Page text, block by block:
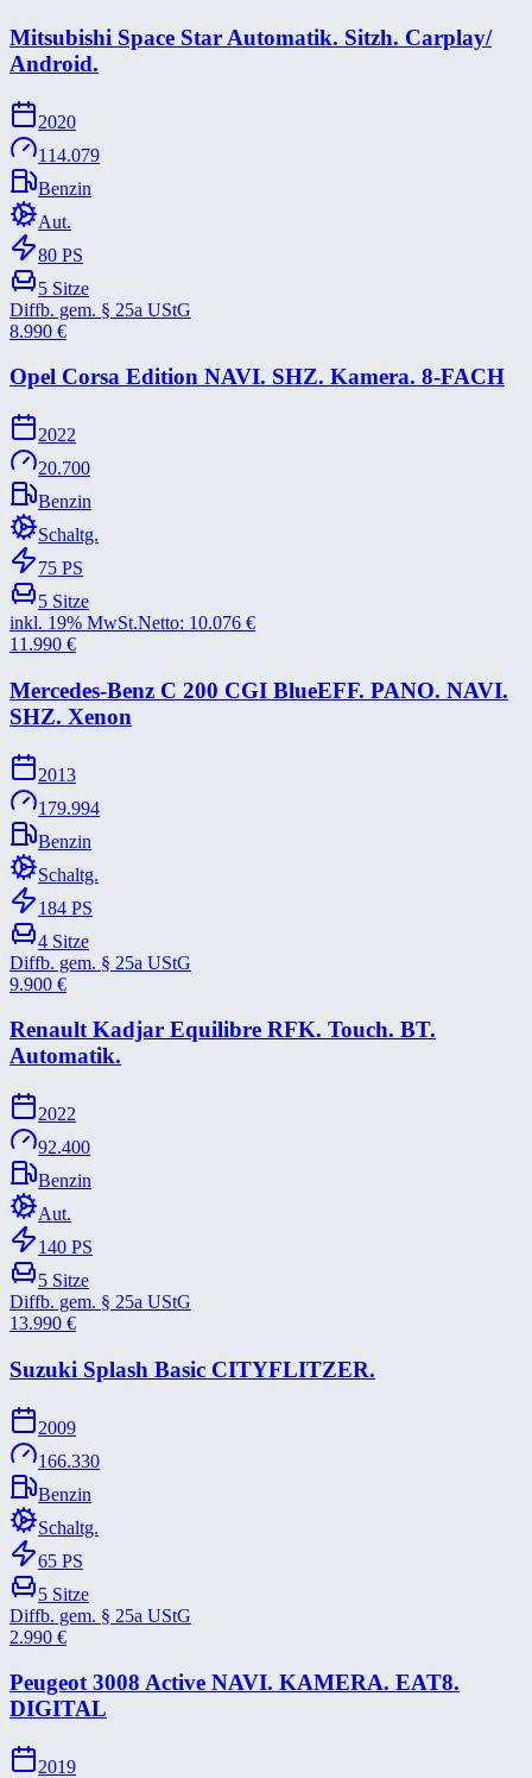
Mitsubishi Space Star Automatik. Sitzh. Carplay/​
Android.
2020
114.079
Benzin
Aut.
80 PS
5 Sitze
Diffb. gem. § 25a UStG
8.990 €
Opel Corsa Edition NAVI. SHZ. Kamera. 8-​FACH
2022
20.700
Benzin
Schaltg.
75 PS
5 Sitze
inkl. 19% MwSt.Netto: 10.076 €
11.990 €
Mercedes-​Benz C 200 CGI BlueEFF. PANO. NAVI.
SHZ. Xenon
2013
179.994
Benzin
Schaltg.
184 PS
4 Sitze
Diffb. gem. § 25a UStG
9.900 €
Renault Kadjar Equilibre RFK. Touch. BT.
Automatik.
2022
92.400
Benzin
Aut.
140 PS
5 Sitze
Diffb. gem. § 25a UStG
13.990 €
Suzuki Splash Basic CITYFLITZER.
2009
166.330
Benzin
Schaltg.
65 PS
5 Sitze
Diffb. gem. § 25a UStG
2.990 €
Peugeot 3008 Active NAVI. KAMERA. EAT8.
DIGITAL
2019